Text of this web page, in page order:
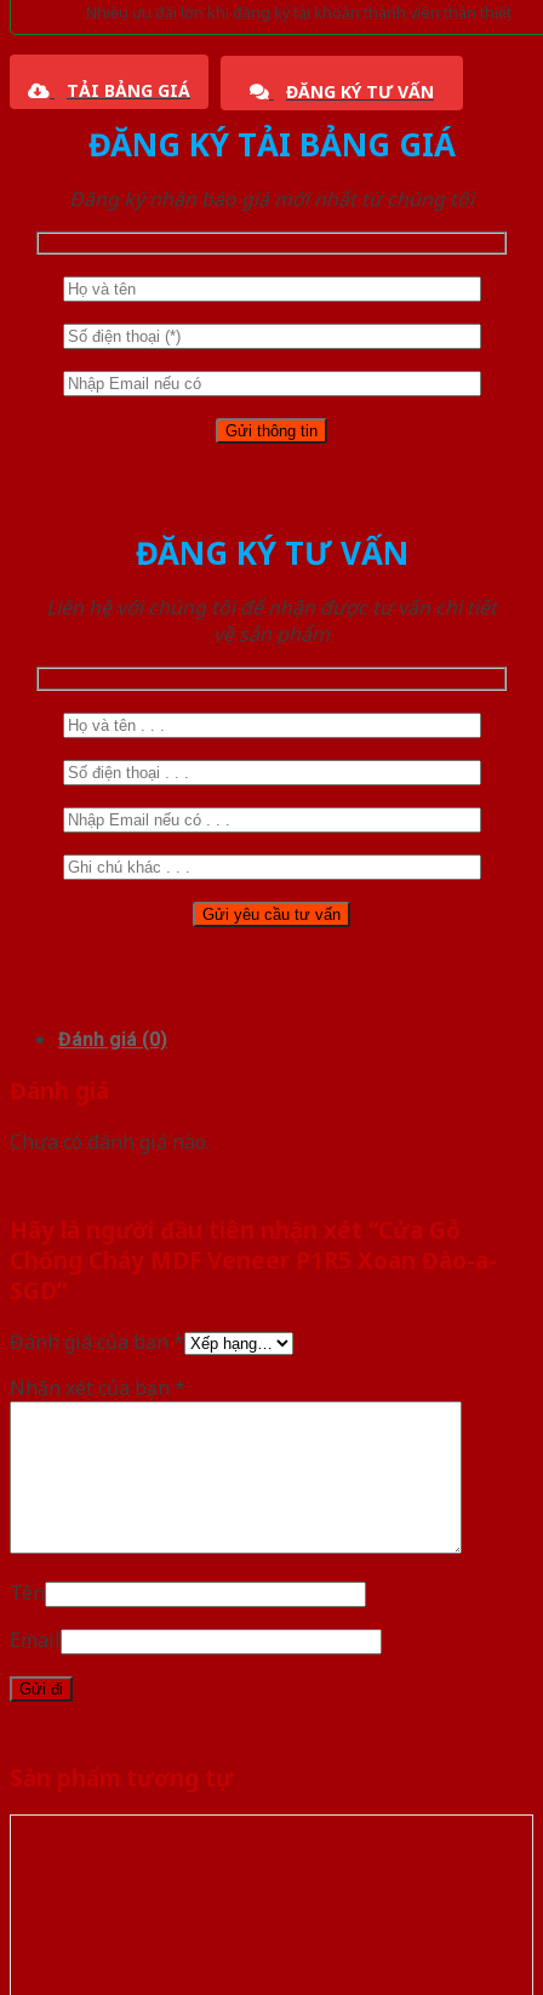
Nhiều ưu đãi lớn khi đăng ký tài khoản thành viên thân thiết
TẢI BẢNG GIÁ ĐĂNG KÝ TƯ VẤN
ĐĂNG KÝ TẢI BẢNG GIÁ
Đăng ký nhận báo giá mới nhất từ chúng tôi
ĐĂNG KÝ TƯ VẤN
Liên hệ với chúng tôi để nhận được tư vấn chi tiết
về sản phẩm
Đánh giá (0)
Đánh giá
Chưa có đánh giá nào.
Hãy là người đầu tiên nhận xét “Cửa Gỗ
Chống Cháy MDF Veneer P1R5 Xoan Đào-a-
SGD”
Đánh giá của bạn *
Nhận xét của bạn *
Tên
Email
Sản phẩm tương tự